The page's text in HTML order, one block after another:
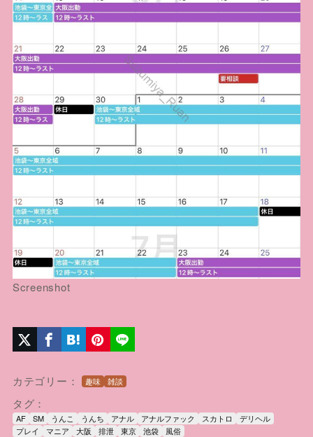
Screenshot
カテゴリー： 趣味 雑談
タグ：
AF SM うんこ うんち アナル アナルファック スカトロ
デリヘル
プレイ
マニア 大阪 排泄 東京 池袋 風俗